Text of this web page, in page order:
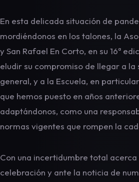
En esta delicada situación de
mordiéndonos en los talones, la
y San Rafael En Corto, en su 16ª
eludir su compromiso de llegar a la
general, y a la Escuela, en
que hemos puesto en años
adaptándonos, como una
normas vigentes que rompen la
Con una incertidumbre total
celebración y ante la noticia de